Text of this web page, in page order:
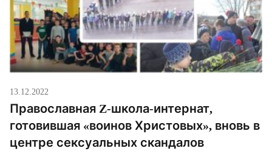
13.12.2022
Православная Z-школа-интернат,
готовившая «воинов Христовых», вновь в
центре сексуальных скандалов